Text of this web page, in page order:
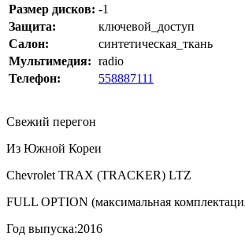
Размер дисков: -1
Защита:
ключевой_доступ
Салон:
синтетическая_ткань
Мультимедия: radio
Телефон:
558887111
Свежий перегон
Из Южной Кореи
Chevrolet TRAX (TRACKER) LTZ
FULL OPTION (максимальная
Год выпуска:2016